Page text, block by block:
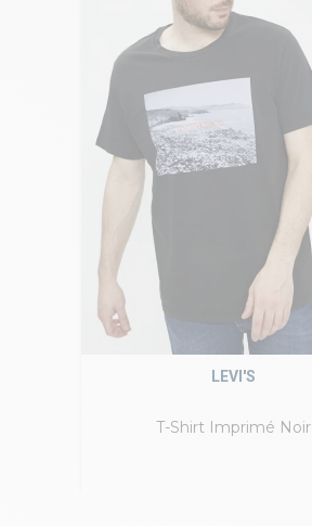
T-Shirt Imprimé Noir
LEVI'S